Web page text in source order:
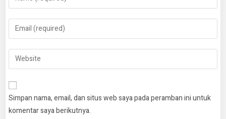
your
name
comment
Enter
your
email
address
comment
Enter
your
website
URL
(optional)
Simpan nama, email, dan situs web saya pada peramban ini untuk
komentar saya berikutnya.